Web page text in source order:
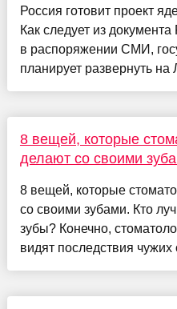
Россия готовит проект
Как следует из
в распоряжении СМИ,
планирует развернуть
8 вещей, которые
делают со своими
8 вещей, которые
со своими зубами. Кто
зубы? Конечно,
видят последствия